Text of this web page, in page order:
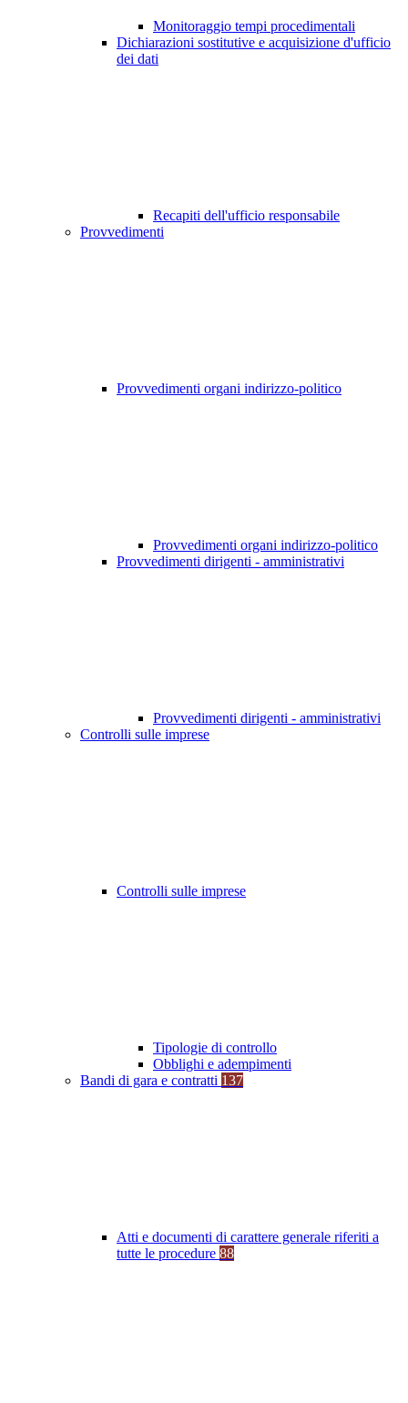
Monitoraggio tempi procedimentali
Dichiarazioni sostitutive e acquisizione d'ufficio
dei dati
Recapiti dell'ufficio responsabile
Provvedimenti
Provvedimenti organi indirizzo-politico
Provvedimenti organi indirizzo-politico
Provvedimenti dirigenti - amministrativi
Provvedimenti dirigenti - amministrativi
Controlli sulle imprese
Controlli sulle imprese
Tipologie di controllo
Obblighi e adempimenti
Bandi di gara e contratti 137
Atti e documenti di carattere generale riferiti a
tutte le procedure 88